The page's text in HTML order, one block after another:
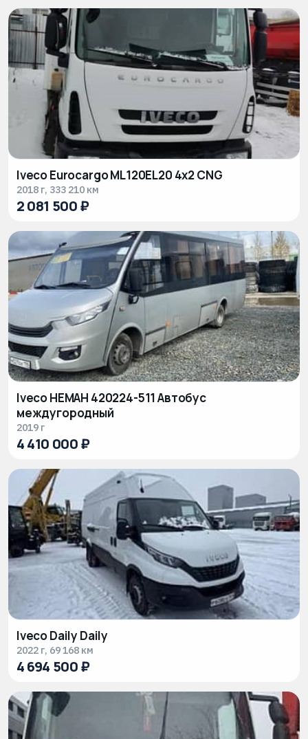
Iveco Eurocargo ML120EL20 4x2 CNG
2018 г, 333 210 км
2 081 500 ₽
Iveco НЕМАН 420224-511 Автобус
междугородный
2019 г
4 410 000 ₽
Iveco Daily Daily
2022 г, 69 168 км
4 694 500 ₽